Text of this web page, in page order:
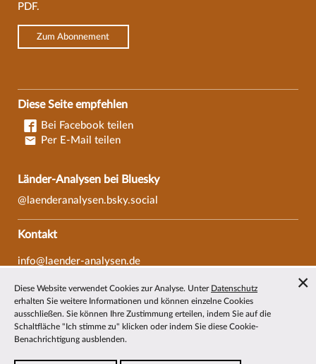
PDF.
Zum Abonnement
Diese Seite empfehlen
Bei Facebook teilen
Per E-Mail teilen
Länder-Analysen bei Bluesky
@laenderanalysen.bsky.social
Kontakt
info@laender-analysen.de
Fax: 0421/218-69607
Redaktionen
Wissenschaftliche Beiräte
Über die Länder-Analysen
Diese Website verwendet Cookies zur Analyse. Unter Datenschutz
erhalten Sie weitere Informationen und können einzelne Cookies
ausschließen. Sie können Ihre Zustimmung erteilen, indem Sie auf die
Schaltfläche "Ich stimme zu" klicken oder indem Sie diese Cookie-
Benachrichtigung ausblenden.